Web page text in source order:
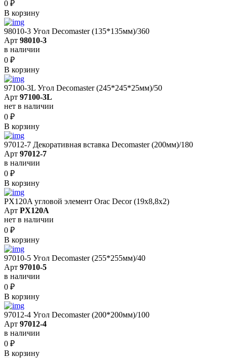
0 ₽
В корзину
98010-3 Угол Decomaster (135*135мм)/360
Арт 98010-3
в наличии
0 ₽
В корзину
97100-3L Угол Decomaster (245*245*25мм)/50
Арт 97100-3L
нет в наличии
0 ₽
В корзину
97012-7 Декоративная вставка Decomaster (200мм)/180
Арт 97012-7
в наличии
0 ₽
В корзину
PX120A угловой элемент Orac Decor (19x8,8x2)
Арт PX120A
нет в наличии
0 ₽
В корзину
97010-5 Угол Decomaster (255*255мм)/40
Арт 97010-5
в наличии
0 ₽
В корзину
97012-4 Угол Decomaster (200*200мм)/100
Арт 97012-4
в наличии
0 ₽
В корзину